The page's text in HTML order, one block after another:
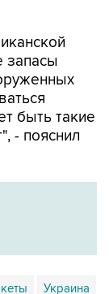
запасы
быть такие
- пояснил
Украина